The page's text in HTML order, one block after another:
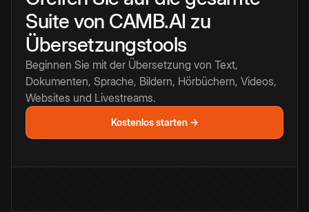
Suite von CAMB.AI zu
Übersetzungstools
Beginnen Sie mit der Übersetzung von Text,
Dokumenten, Sprache, Bildern, Hörbüchern, Videos,
Websites und Livestreams.
Kostenlos starten →